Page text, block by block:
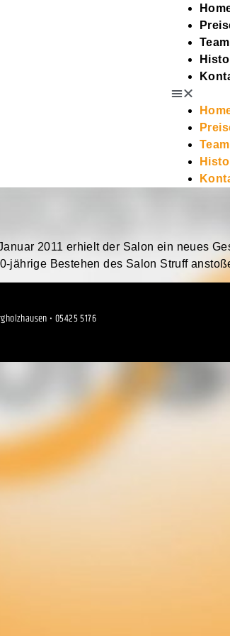
Team
Team
2011 erhielt der Salon ein neues
jährige Bestehen des Salon Struff
• 05425 5176